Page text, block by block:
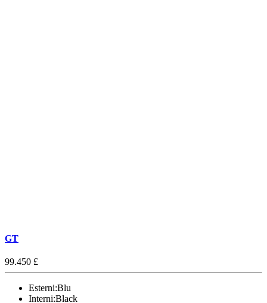
GT
99.450 £
Esterni:Blu
Interni:Black